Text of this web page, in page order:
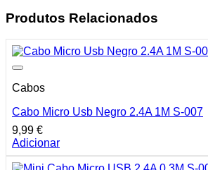
Produtos Relacionados
Cabos
Cabo Micro Usb Negro 2.4A 1M S-007
9,99 €
Adicionar